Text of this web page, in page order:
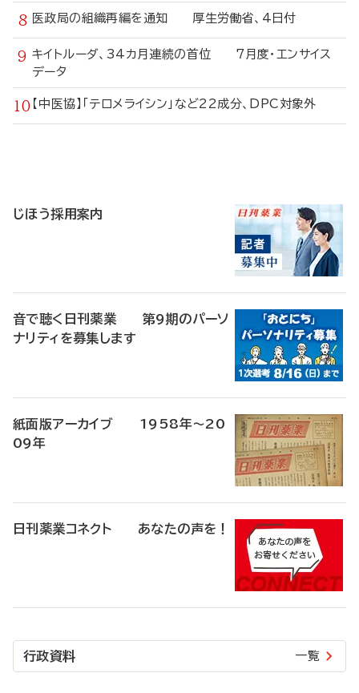
医政局の組織再編を通知 厚生労働省、4日付
キイトルーダ、34カ月連続の首位 7月度・エンサイス
データ
【中医協】「テロメライシン」など22成分、DPC対象外
じほう採用案内
音で聴く日刊薬業 第9期のパーソ
ナリティを募集します
紙面版アーカイブ 1958年～20
09年
日刊薬業コネクト あなたの声を！
行政資料 一覧